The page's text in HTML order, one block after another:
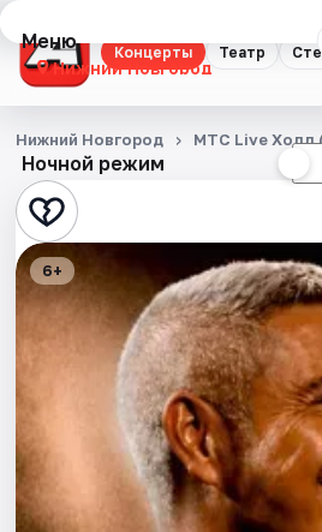
Концерты Театр
Меню
Нижний Новгород
Концерты
Театр
Стендап
Выставки
Квесты
Спорт
События
Ночной режим
Нижний Новгород МТС Live Холл
6+